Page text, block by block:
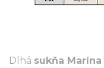
Dlhá sukňa Marína